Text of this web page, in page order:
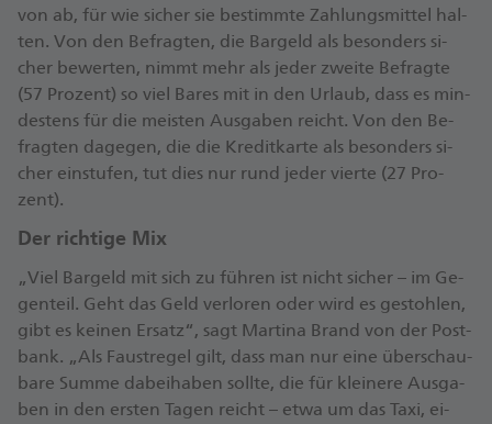
von ab, für wie si­cher sie be­stimm­te Zah­lungs­mit­tel hal­
ten. Von den Be­frag­ten, die Bar­geld als be­son­ders si­
cher be­wer­ten, nimmt mehr als je­der zwei­te Be­frag­te
(57 Pro­zent) so viel Ba­res mit in den Ur­laub, dass es min­
des­tens für die meis­ten Aus­ga­ben reicht. Von den Be­
frag­ten da­ge­gen, die die Kre­dit­kar­te als be­son­ders si­
cher ein­stu­fen, tut dies nur rund je­der vier­te (27 Pro­
zent).
Der rich­ti­ge Mix
„Viel Bar­geld mit sich zu füh­ren ist nicht si­cher – im Ge­
gen­teil. Geht das Geld ver­lo­ren oder wird es ge­stoh­len,
gibt es kei­nen Er­sat­z“, sagt Mar­ti­na Brand von der Post­
bank. „Als Faust­re­gel gilt, dass man nur ei­ne über­schau­
ba­re Sum­me da­bei­ha­ben soll­te, die für klei­ne­re Aus­ga­
ben in den ers­ten Ta­gen reicht – et­wa um das Ta­xi, ei­